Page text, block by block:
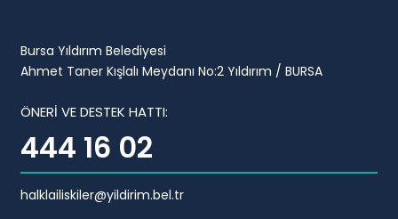
Bursa Yıldırım Belediyesi
Ahmet Taner Kışlalı Meydanı No:2 Yıldırım / BURSA
ÖNERİ VE DESTEK HATTI:
444 16 02
halklailiskiler@yildirim.bel.tr